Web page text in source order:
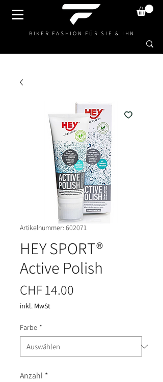
BIKER FASHION FÜR SIE & IHN
Artikelnummer: 602071
HEY SPORT®
Active Polish
CHF 14.00
inkl. MwSt
Farbe *
Anzahl *